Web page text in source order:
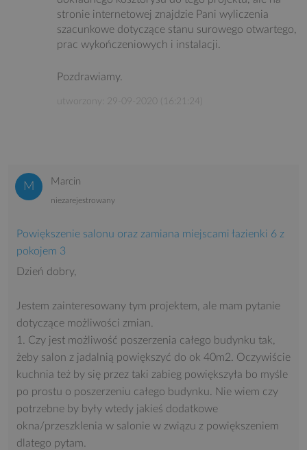
stronie internetowej znajdzie Pani wyliczenia
szacunkowe dotyczące stanu surowego otwartego,
prac wykończeniowych i instalacji.
Pozdrawiamy.
utworzony: 29-09-2020 (16:21:24)
Marcin
niezarejestrowany
Powiększenie salonu oraz zamiana miejscami łazienki 6 z
pokojem 3
Dzień dobry,
Jestem zainteresowany tym projektem, ale mam pytanie
dotyczące możliwości zmian.
1. Czy jest możliwość poszerzenia całego budynku tak,
żeby salon z jadalnią powiększyć do ok 40m2. Oczywiście
kuchnia też by się przez taki zabieg powiększyła bo myśle
po prostu o poszerzeniu całego budynku. Nie wiem czy
potrzebne by były wtedy jakieś dodatkowe
okna/przeszklenia w salonie w związu z powiększeniem
dlatego pytam.